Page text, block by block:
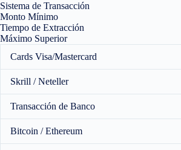
Sistema de Transacción
Monto Mínimo
Tiempo de Extracción
Máximo Superior
Cards Visa/Mastercard
Skrill / Neteller
Transacción de Banco
Bitcoin / Ethereum